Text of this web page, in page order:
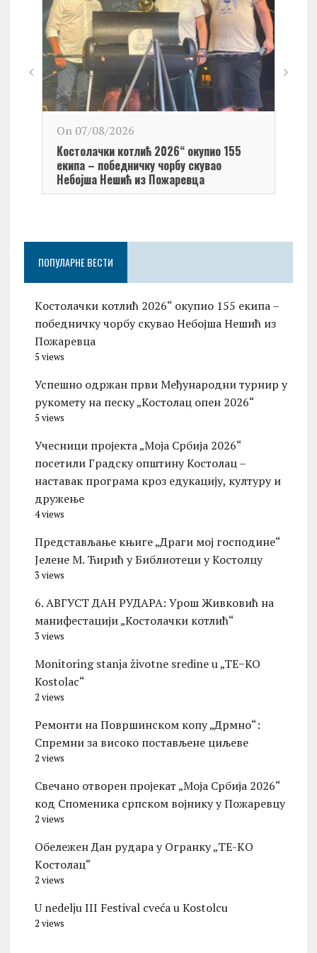
On 07/08/2026
Kостолачки котлић 2026“ окупио 155
екипа – победничку чорбу скувао
Небојша Нешић из Пожаревца
ПОПУЛАРНЕ ВЕСТИ
Kостолачки котлић 2026“ окупио 155 екипа –
победничку чорбу скувао Небојша Нешић из
Пожаревца
5 views
Успешно одржан први Међународни турнир у
рукомету на песку „Костолац опен 2026“
5 views
Учесници пројекта „Моја Србија 2026“
посетили Градску општину Костолац –
наставак програма кроз едукацију, културу и
дружење
4 views
Представљање књиге „Драги мој господине“
Јелене М. Ћирић у Библиотеци у Костолцу
3 views
6. АВГУСТ ДАН РУДАРА: Урош Живковић на
манифестацији „Костолачки котлић“
3 views
Monitoring stanja životne sredine u „TE−KO
Kostolac“
2 views
Ремонти на Површинском копу „Дрмно“:
Спремни за високо постављене циљеве
2 views
Свечано отворен пројекат „Моја Србија 2026“
код Споменика српском војнику у Пожаревцу
2 views
Обележен Дан рудара у Огранку „ТЕ-KО
Kостолац“
2 views
U nedelju III Festival cveća u Kostolcu
2 views